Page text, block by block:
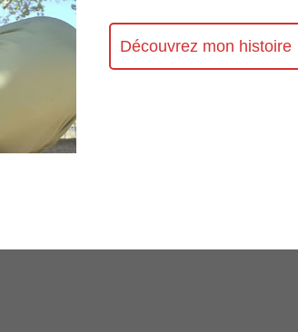
Découvrez mon histoire